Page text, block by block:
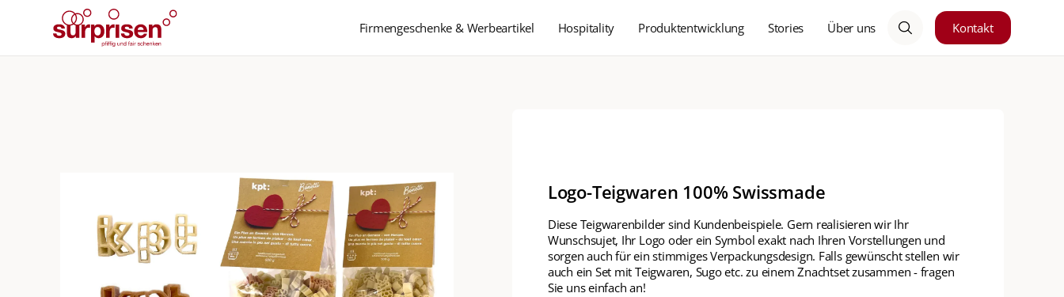
Firmengeschenke & Werbeartikel Hospitality Produktentwicklung Stories Über uns Kontakt
Logo-Teigwaren 100% Swissmade
Diese Teigwarenbilder sind Kundenbeispiele. Gern realisieren wir Ihr
Wunschsujet, Ihr Logo oder ein Symbol exakt nach Ihren Vorstellungen und
sorgen auch für ein stimmiges Verpackungsdesign. Falls gewünscht stellen wir
auch ein Set mit Teigwaren, Sugo etc. zu einem Znachtset zusammen - fragen
Sie uns einfach an!